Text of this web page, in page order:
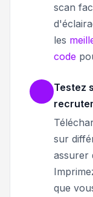
scan
les
code
Testez
sur
assurer
que